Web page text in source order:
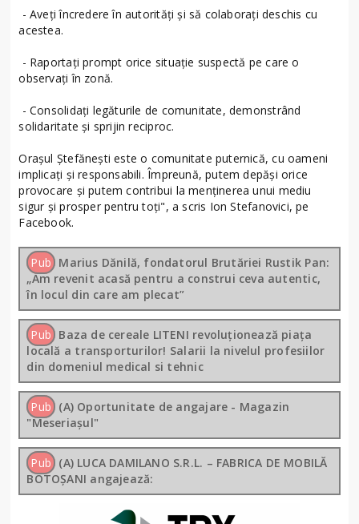
- Aveți încredere în autorități și să colaborați deschis cu
acestea.
- Raportați prompt orice situație suspectă pe care o
observați în zonă.
- Consolidați legăturile de comunitate, demonstrând
solidaritate și sprijin reciproc.
Orașul Ștefănești este o comunitate puternică, cu oameni
implicați și responsabili. Împreună, putem depăși orice
provocare și putem contribui la menținerea unui mediu
sigur și prosper pentru toți", a scris Ion Stefanovici, pe
Facebook.
Pub Marius Dănilă, fondatorul Brutăriei Rustik Pan:
„Am revenit acasă pentru a construi ceva autentic,
în locul din care am plecat”
Pub Baza de cereale LITENI revoluționează piața
locală a transporturilor! Salarii la nivelul profesiilor
din domeniul medical si tehnic
Pub (A) Oportunitate de angajare - Magazin
"Meseriașul"
Pub (A) LUCA DAMILANO S.R.L. – FABRICA DE MOBILĂ
BOTOȘANI angajează: